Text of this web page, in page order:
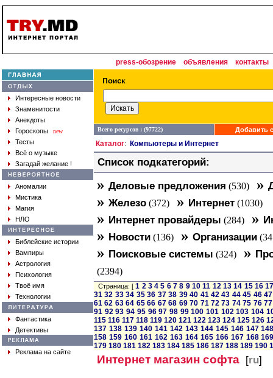
press-обозрение объявления контакты
Интересные новости
Знаменитости
Анекдоты
Гороскопы
new
Тесты
Всё о музыке
Загадай желание !
Аномалии
Мистика
Магия
НЛО
Библейские истории
Вампиры
Астрология
Психология
Твоё имя
Технологии
Фантастика
Детективы
Реклама на сайте
Всего ресурсов : (97722) Добавить
Каталог: Компьютеры и Интернет
Список подкатегорий:
» Деловые предложения (530) »
» Железо (372) » Интернет (1030)
» Интернет провайдеры (284) »
» Новости (136) » Организации
» Поисковые системы (324) »
(2394)
Страница: [1 2 3 4 5 6 7 8 9 10 11 12 13 14 15 16
31 32 33 34 35 36 37 38 39 40 41 42 43 44 45 46 47
61 62 63 64 65 66 67 68 69 70 71 72 73 74 75 76 77
91 92 93 94 95 96 97 98 99 100 101 102 103 104
115 116 117 118 119 120 121 122 123 124 125 126
137 138 139 140 141 142 143 144 145 146 147
158 159 160 161 162 163 164 165 166 167 168
179 180 181 182 183 184 185 186 187 188 189 190
Интернет магазин софта [ru]